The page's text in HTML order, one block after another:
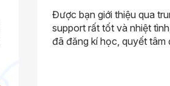
Được bạn giới thiệu qua
support rất tốt và nhiệt
đã đăng kí học, quyết tâm